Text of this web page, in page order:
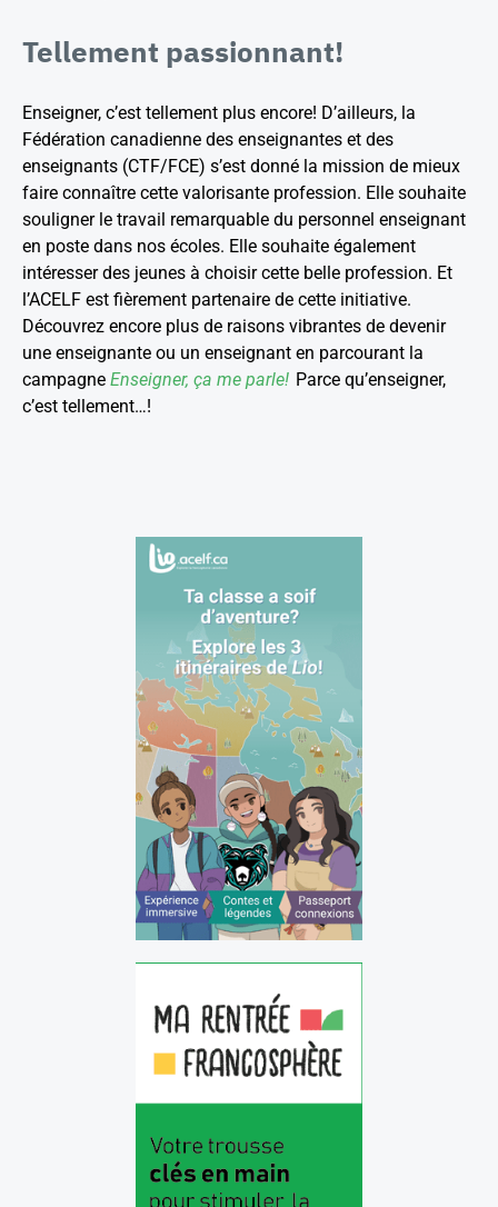
Tellement passionnant!
Enseigner, c’est tellement plus encore! D’ailleurs, la
Fédération canadienne des enseignantes et des
enseignants (CTF/FCE) s’est donné la mission de mieux
faire connaître cette valorisante profession. Elle souhaite
souligner le travail remarquable du personnel enseignant
en poste dans nos écoles. Elle souhaite également
intéresser des jeunes à choisir cette belle profession. Et
l’ACELF est fièrement partenaire de cette initiative.
Découvrez encore plus de raisons vibrantes de devenir
une enseignante ou un enseignant en parcourant la
campagne Enseigner, ça me parle! Parce qu’enseigner,
c’est tellement…!